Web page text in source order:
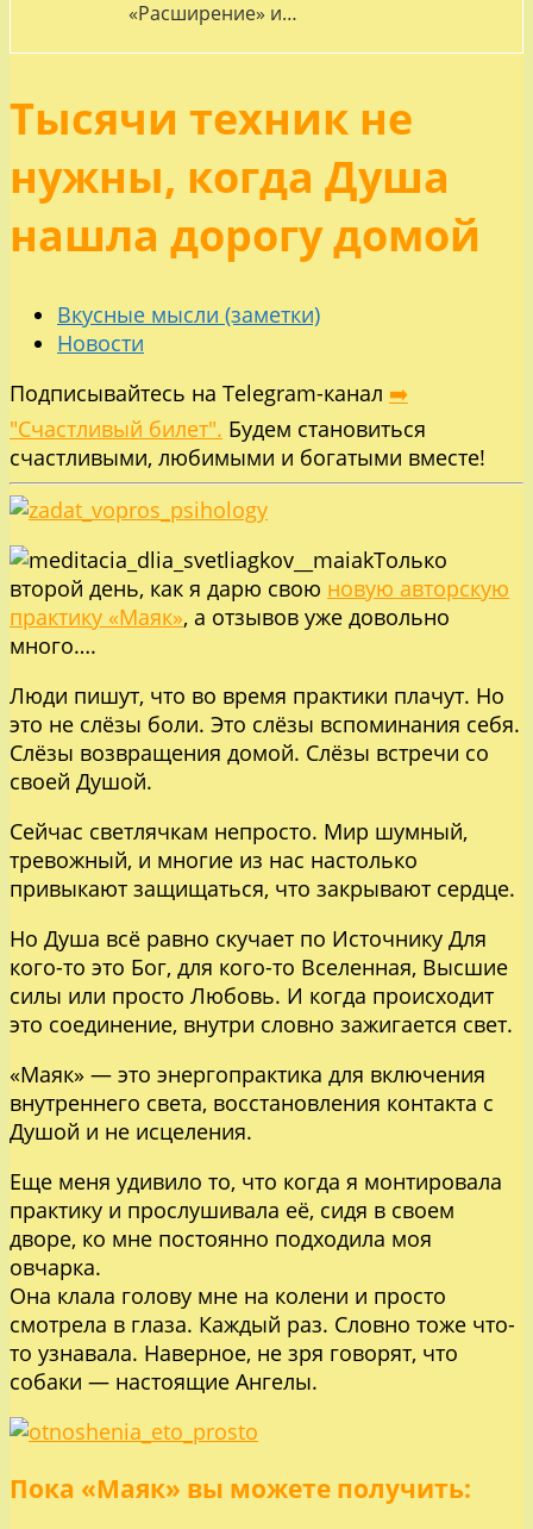
«Расширение» и…
Тысячи техник не
нужны, когда Душа
нашла дорогу домой
Вкусные мысли (заметки)
Новости
Подписывайтесь на Telegram-канал ➡️
"Счастливый билет". Будем становиться
счастливыми, любимыми и богатыми вместе!
Только
второй день, как я дарю свою новую авторскую
практику «Маяк», а отзывов уже довольно
много….
Люди пишут, что во время практики плачут. Но
это не слёзы боли. Это слёзы вспоминания себя.
Слёзы возвращения домой. Слёзы встречи со
своей Душой.
Сейчас светлячкам непросто. Мир шумный,
тревожный, и многие из нас настолько
привыкают защищаться, что закрывают сердце.
Но Душа всё равно скучает по Источнику Для
кого-то это Бог, для кого-то Вселенная, Высшие
силы или просто Любовь. И когда происходит
это соединение, внутри словно зажигается свет.
«Маяк» — это энергопрактика для включения
внутреннего света, восстановления контакта с
Душой и не исцеления.
Еще меня удивило то, что когда я монтировала
практику и прослушивала её, сидя в своем
дворе, ко мне постоянно подходила моя
овчарка.
Она клала голову мне на колени и просто
смотрела в глаза. Каждый раз. Словно тоже что-
то узнавала. Наверное, не зря говорят, что
собаки — настоящие Ангелы.
Пока «Маяк» вы можете получить: